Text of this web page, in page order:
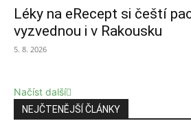
Léky na eRecept si čeští
vyzvednou i v Rakousku
5. 8. 2026
Načíst další
NEJČTENĚJŠÍ ČLÁNKY